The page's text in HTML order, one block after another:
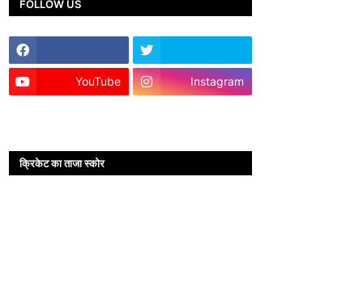
FOLLOW US
YouTube Instagram
क्रिकेट का ताजा स्कोर